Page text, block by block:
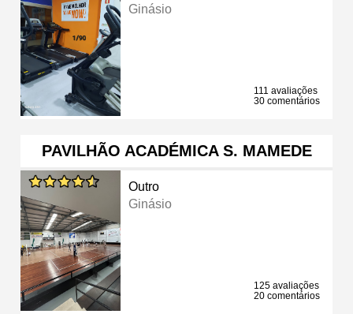
Ginásio
111 avaliações
30 comentários
PAVILHÃO ACADÉMICA S. MAMEDE
Outro
Ginásio
125 avaliações
20 comentários